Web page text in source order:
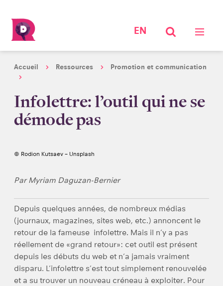
EN
Accueil Ressources Promotion et communication
Infolettre: l’outil qui ne se
démode pas
© Rodion Kutsaev – Unsplash
Par Myriam Daguzan-Bernier
Depuis quelques années, de nombreux médias
(journaux, magazines, sites web, etc.) annoncent le
retour de la fameuse infolettre. Mais il n’y a pas
réellement de «grand retour»: cet outil est présent
depuis les débuts du web et n’a jamais vraiment
disparu. L’infolettre s’est tout simplement renouvelée
et a su trouver un nouveau créneau à exploiter. Pour